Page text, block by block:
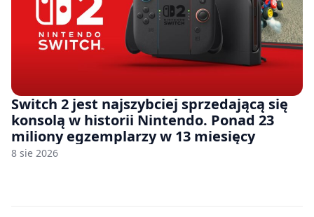
Switch 2 jest najszybciej sprzedającą się
konsolą w historii Nintendo. Ponad 23
miliony egzemplarzy w 13 miesięcy
8 sie 2026